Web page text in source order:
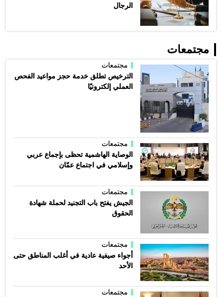
الرجال
مجتمعات
مجتمعات
الترخيص تطلق خدمة حجز مواعيد الفحص
العملي إلكترونيًا
مجتمعات
الوصاية الهاشمية تحظى بإجماع عربي
وإسلامي في اجتماع عمّان
مجتمعات
الجيش يفتح باب التجنيد لحملة شهادة
الحقوق
مجتمعات
أجواء صيفية عادية في أغلب المناطق حتى
الأحد
مجتمعات